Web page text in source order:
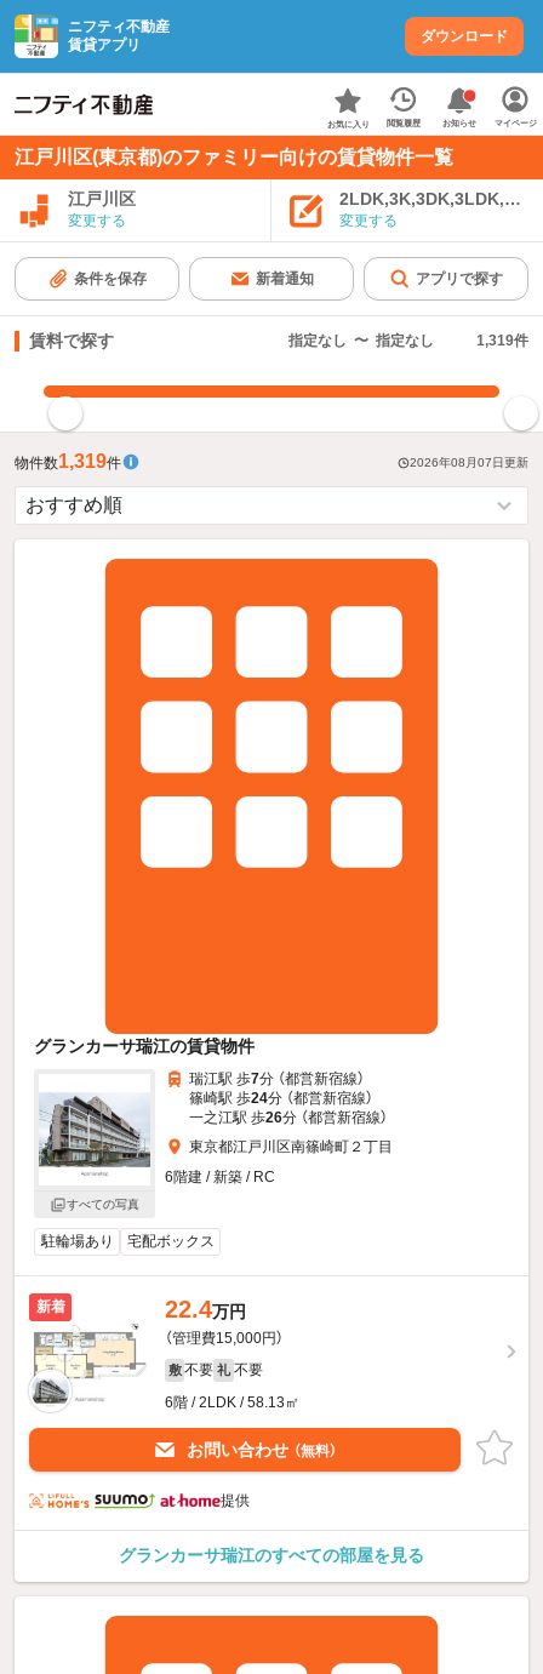
ニフティ不動産
賃貸アプリ
ダウンロード
お気に入り 閲覧履歴 お知らせ マイページ
江戸川区(東京都)のファミリー向けの賃貸物件一覧
江戸川区
変更する 変更する
条件を保存 新着通知 アプリで探す
賃料で探す 指定なし 〜 指定なし 1,319件
物件数1,319件 2026年08月07日更新
グランカーサ瑞江の賃貸物件
すべての写真
瑞江駅 歩7分 （都営新宿線）
篠崎駅 歩24分 （都営新宿線）
一之江駅 歩26分 （都営新宿線）
東京都江戸川区南篠崎町２丁目
6階建 / 新築 / RC
駐輪場あり 宅配ボックス
新着 22.4万円
（管理費15,000円）
敷 不要 礼 不要
6階 / 2LDK / 58.13㎡
お問い合わせ （無料）
提供
グランカーサ瑞江のすべての部屋を見る